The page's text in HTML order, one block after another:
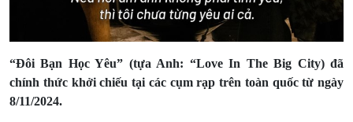
“Đôi Bạn Học Yêu” (tựa Anh: “Love In The Big City) đã
chính thức khởi chiếu tại các cụm rạp trên toàn quốc từ ngày
8/11/2024.